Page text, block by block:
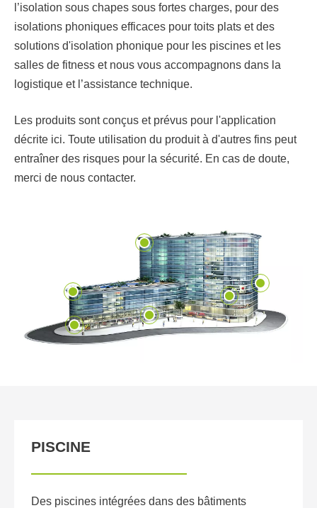
l’isolation sous chapes sous fortes charges, pour des
isolations phoniques efficaces pour toits plats et des
solutions d'isolation phonique pour les piscines et les
salles de fitness et nous vous accompagnons dans la
logistique et l’assistance technique.
Les produits sont conçus et prévus pour l'application
décrite ici. Toute utilisation du produit à d'autres fins peut
entraîner des risques pour la sécurité. En cas de doute,
merci de nous contacter.
PISCINE
Des piscines intégrées dans des bâtiments